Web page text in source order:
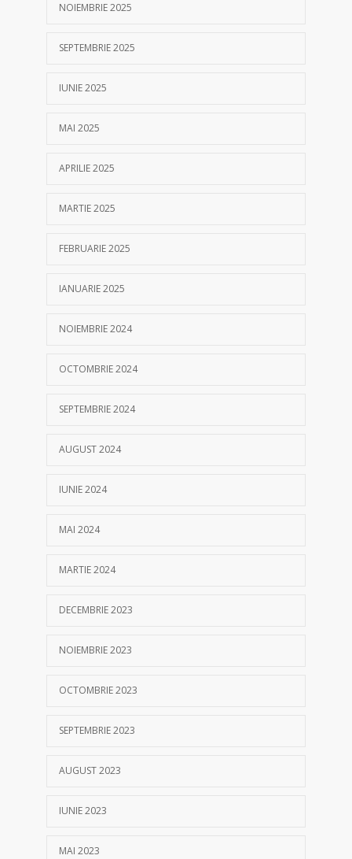
NOIEMBRIE 2025
SEPTEMBRIE 2025
IUNIE 2025
MAI 2025
APRILIE 2025
MARTIE 2025
FEBRUARIE 2025
IANUARIE 2025
NOIEMBRIE 2024
OCTOMBRIE 2024
SEPTEMBRIE 2024
AUGUST 2024
IUNIE 2024
MAI 2024
MARTIE 2024
DECEMBRIE 2023
NOIEMBRIE 2023
OCTOMBRIE 2023
SEPTEMBRIE 2023
AUGUST 2023
IUNIE 2023
MAI 2023